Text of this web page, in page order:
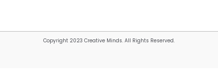
Copyright 2023 Creative Minds. All Rights Reserved.